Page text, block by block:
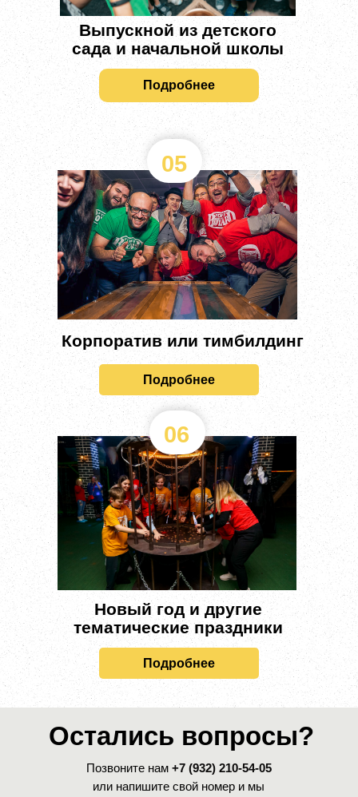
Выпускной из детского
сада и начальной школы
Подробнее
05
Корпоратив или тимбилдинг
06
Новый год и другие
тематические праздники
Подробнее
Подробнее
Остались вопросы?
Позвоните нам +7 (932) 210-54-05
или напишите свой номер и мы